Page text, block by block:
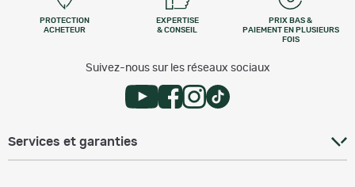
PROTECTION
ACHETEUR
EXPERTISE
& CONSEIL
PRIX BAS &
PAIEMENT EN PLUSIEURS
FOIS
Suivez-nous sur les réseaux sociaux
Services et garanties